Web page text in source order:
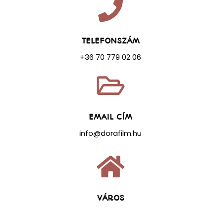
TELEFONSZÁM
+36 70 779 02 06
EMAIL CÍM
info@dorafilm.hu
VÁROS